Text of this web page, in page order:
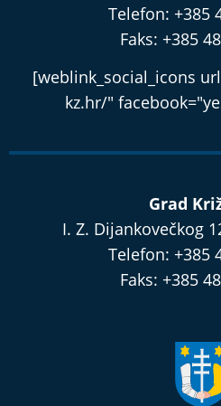
Telefon: +385
Faks: +385
[weblink_social_icons
kz.hr/"
Grad
I. Z. Dijankovečkog
Telefon: +385
Faks: +385